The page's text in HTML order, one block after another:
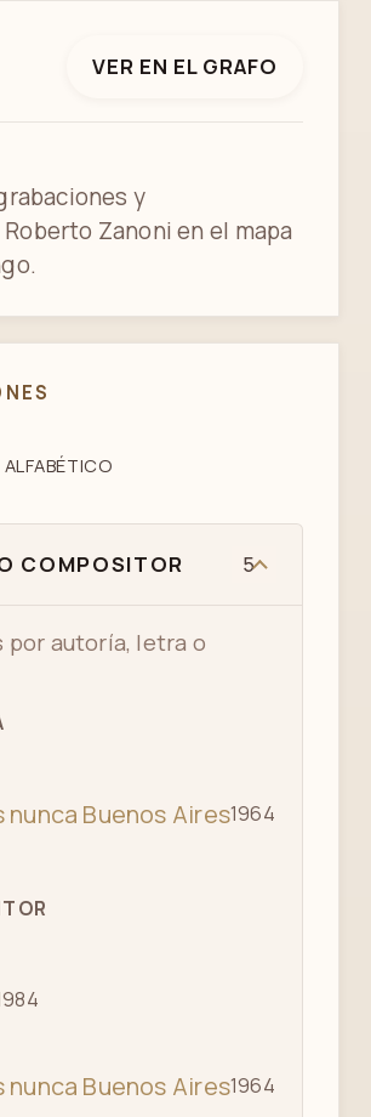
VER EN EL GRAFO
y
Zanoni en el mapa
ALFABÉTICO
COMPOSITOR 5
por autoría, letra o
nunca Buenos Aires1964
nunca Buenos Aires1964